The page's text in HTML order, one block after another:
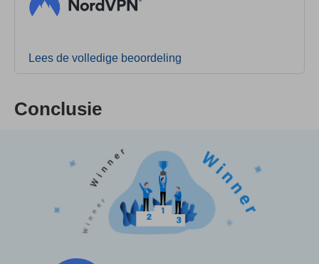
Lees de volledige beoordeling
Conclusie